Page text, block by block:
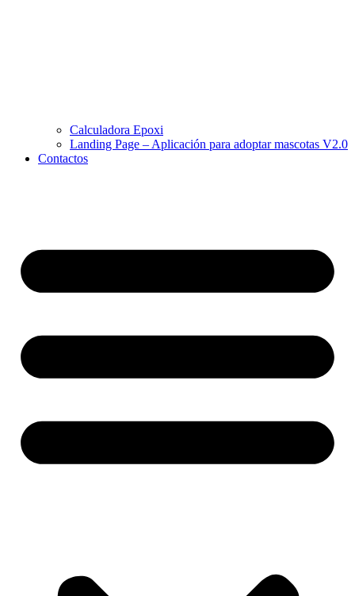
Calculadora Epoxi
Landing Page – Aplicación para adoptar mascotas V2.0
Contactos